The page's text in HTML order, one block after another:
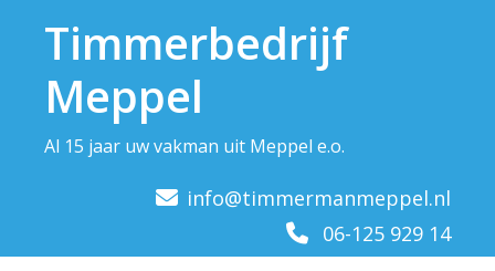
inhoudTimmerbedrijf
Meppel
Al 15 jaar uw vakman uit Meppel e.o.
info@timmermanmeppel.nl
06-125 929 14